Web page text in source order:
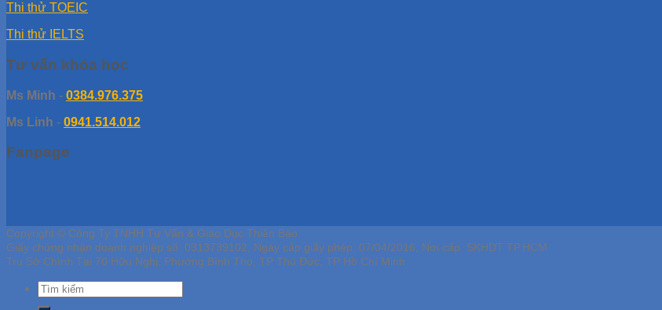
Thi thử TOEIC
Thi thử IELTS
Tư vấn khóa học
Ms Minh - 0384.976.375
Ms Linh - 0941.514.012
Fanpage
Copyright © Công Ty TNHH Tư Vấn & Giáo Dục Thiên Bảo
Giấy chứng nhận doanh nghiệp số: 0313739102, Ngày cấp giấy phép: 07/04/2016, Nơi cấp: SKHDT TP.HCM
Trụ Sở Chính Tại 70 Hữu Nghị, Phường Bình Thọ, TP Thủ Đức, TP Hồ Chí Minh